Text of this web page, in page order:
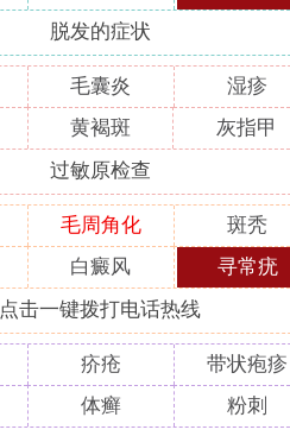
脱发的症状
毛囊炎
湿疹
黄褐斑 灰指甲
过敏原检查
毛周角化
斑秃
白癜风 寻常疣
点击一键拨打电话热线
疥疮
带状疱疹
体癣 粉刺